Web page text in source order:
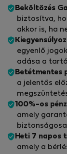
Beköltözés
biztosítva,
akkor is, ha
egyenlő
adása a
Betétmentes
a jelentős
100%-os
amely
Heti 7 napos
amely a